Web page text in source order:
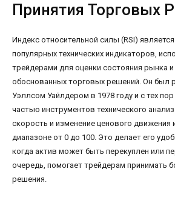
Принятия Торговых
Индекс относительной силы (RSI)
популярных технических индикаторов,
трейдерами для оценки состояния рынка и
обоснованных торговых решений. Он был
Уэллсом Уайлдером в 1978 году и с тех
частью инструментов технического
скорость и изменение ценового движения
диапазоне от 0 до 100. Это делает его
когда актив может быть перекуплен или
очередь, помогает трейдерам принимать
решения.